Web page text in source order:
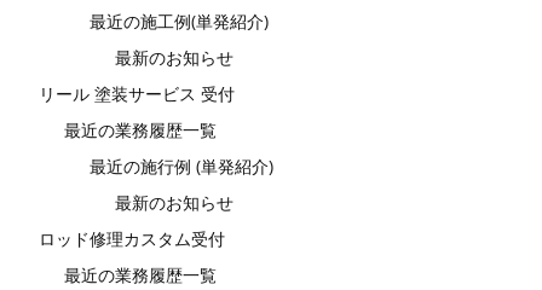
最近の施工例(単発紹介)
最新のお知らせ
リール 塗装サービス 受付
最近の業務履歴一覧
最近の施行例 (単発紹介)
最新のお知らせ
ロッド修理カスタム受付
最近の業務履歴一覧